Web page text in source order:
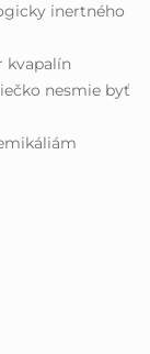
inertného
kvapalín
nesmie byť